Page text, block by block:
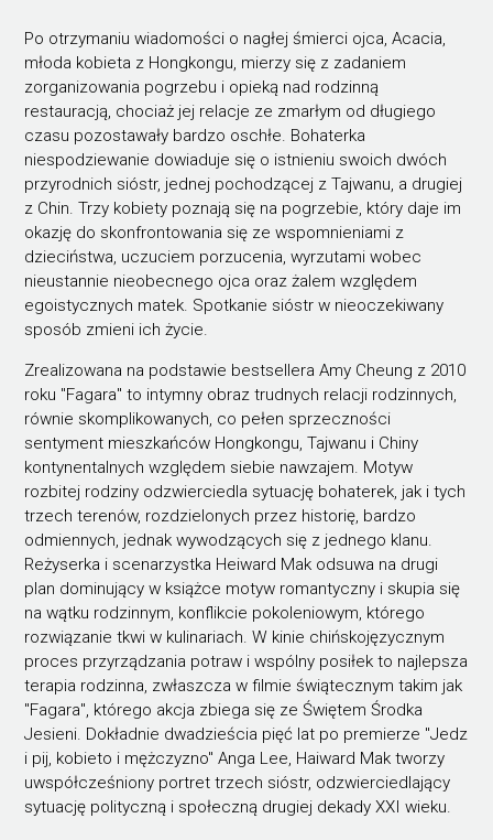
Po otrzymaniu wiadomości o nagłej śmierci ojca, Acacia,
młoda kobieta z Hongkongu, mierzy się z zadaniem
zorganizowania pogrzebu i opieką nad rodzinną
restauracją, chociaż jej relacje ze zmarłym od długiego
czasu pozostawały bardzo oschłe. Bohaterka
niespodziewanie dowiaduje się o istnieniu swoich dwóch
przyrodnich sióstr, jednej pochodzącej z Tajwanu, a drugiej
z Chin. Trzy kobiety poznają się na pogrzebie, który daje im
okazję do skonfrontowania się ze wspomnieniami z
dzieciństwa, uczuciem porzucenia, wyrzutami wobec
nieustannie nieobecnego ojca oraz żalem względem
egoistycznych matek. Spotkanie sióstr w nieoczekiwany
sposób zmieni ich życie.
Zrealizowana na podstawie bestsellera Amy Cheung z 2010
roku "Fagara" to intymny obraz trudnych relacji rodzinnych,
równie skomplikowanych, co pełen sprzeczności
sentyment mieszkańców Hongkongu, Tajwanu i Chiny
kontynentalnych względem siebie nawzajem. Motyw
rozbitej rodziny odzwierciedla sytuację bohaterek, jak i tych
trzech terenów, rozdzielonych przez historię, bardzo
odmiennych, jednak wywodzących się z jednego klanu.
Reżyserka i scenarzystka Heiward Mak odsuwa na drugi
plan dominujący w książce motyw romantyczny i skupia się
na wątku rodzinnym, konflikcie pokoleniowym, którego
rozwiązanie tkwi w kulinariach. W kinie chińskojęzycznym
proces przyrządzania potraw i wspólny posiłek to najlepsza
terapia rodzinna, zwłaszcza w filmie świątecznym takim jak
"Fagara", którego akcja zbiega się ze Świętem Środka
Jesieni. Dokładnie dwadzieścia pięć lat po premierze "Jedz
i pij, kobieto i mężczyzno" Anga Lee, Haiward Mak tworzy
uwspółcześniony portret trzech sióstr, odzwierciedlający
sytuację polityczną i społeczną drugiej dekady XXI wieku.